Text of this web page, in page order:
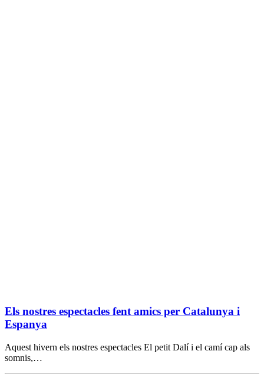
Els nostres espectacles fent amics per Catalunya i
Espanya
Aquest hivern els nostres espectacles El petit Dalí i el camí cap als
somnis,…